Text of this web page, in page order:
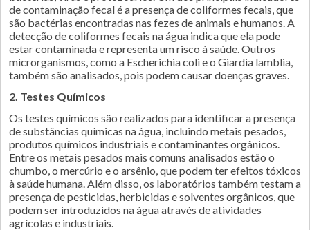
de contaminação fecal é a presença de coliformes fecais, que
são bactérias encontradas nas fezes de animais e humanos. A
detecção de coliformes fecais na água indica que ela pode
estar contaminada e representa um risco à saúde. Outros
microrganismos, como a Escherichia coli e o Giardia lamblia,
também são analisados, pois podem causar doenças graves.
2. Testes Químicos
Os testes químicos são realizados para identificar a presença
de substâncias químicas na água, incluindo metais pesados,
produtos químicos industriais e contaminantes orgânicos.
Entre os metais pesados mais comuns analisados estão o
chumbo, o mercúrio e o arsênio, que podem ter efeitos tóxicos
à saúde humana. Além disso, os laboratórios também testam a
presença de pesticidas, herbicidas e solventes orgânicos, que
podem ser introduzidos na água através de atividades
agrícolas e industriais.